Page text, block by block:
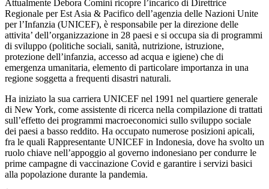
Attualmente Debora Comini ricopre l’incarico di Direttrice
Regionale per Est Asia & Pacifico dell’agenzia delle Nazioni Unite
per l’Infanzia (UNICEF), è responsabile per la direzione delle
attivita’ dell’organizzazione in 28 paesi e si occupa sia di programmi
di sviluppo (politiche sociali, sanità, nutrizione, istruzione,
protezione dell’infanzia, accesso ad acqua e igiene) che di
emergenza umanitaria, elemento di particolare importanza in una
regione soggetta a frequenti disastri naturali.
Ha iniziato la sua carriera UNICEF nel 1991 nel quartiere generale
di New York, come assistente di ricerca nella compilazione di trattati
sull’effetto dei programmi macroeconomici sullo sviluppo sociale
dei paesi a basso reddito. Ha occupato numerose posizioni apicali,
fra le quali Rappresentante UNICEF in Indonesia, dove ha svolto un
ruolo chiave nell’appoggio al governo indonesiano per condurre le
prime campagne di vaccinazione Covid e garantire i servizi basici
alla popolazione durante la pandemia.